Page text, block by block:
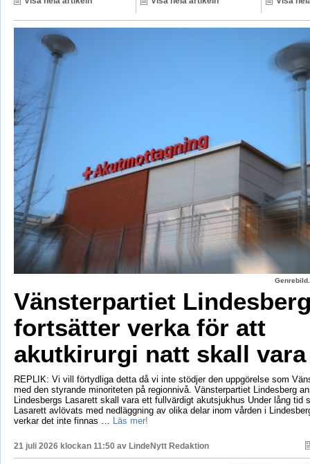
Vänsterpartiet
fortsätter verka för att
akutkirurgi natt skall
REPLIK: Vi vill förtydliga detta då vi inte stödjer den uppgörelse som
med den styrande minoriteten på regionnivå. Vänsterpartiet Lindesberg
Lindesbergs Lasarett skall vara ett fullvärdigt akutsjukhus Under lång tid
Lasarett avlövats med nedläggning av olika delar inom vården i
verkar det inte finnas …
Läs mer!
21 juli 2026 klockan 11:50 av LindeNytt Redaktion